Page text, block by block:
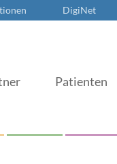
DigiNet
Patienten